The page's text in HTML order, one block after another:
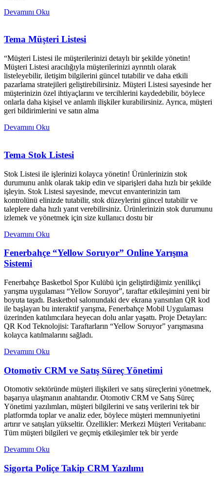
Devamını Oku
Tema Müşteri Listesi
“Müşteri Listesi ile müşterilerinizi detaylı bir şekilde yönetin!
Müşteri Listesi aracılığıyla müşterilerinizi ayrıntılı olarak
listeleyebilir, iletişim bilgilerini güncel tutabilir ve daha etkili
pazarlama stratejileri geliştirebilirsiniz. Müşteri Listesi sayesinde her
müşterinizin özel ihtiyaçlarını ve tercihlerini kaydedebilir, böylece
onlarla daha kişisel ve anlamlı ilişkiler kurabilirsiniz. Ayrıca, müşteri
geri bildirimlerini ve satın alma
Devamını Oku
Tema Stok Listesi
Stok Listesi ile işlerinizi kolayca yönetin! Ürünlerinizin stok
durumunu anlık olarak takip edin ve siparişleri daha hızlı bir şekilde
işleyin. Stok Listesi sayesinde, mevcut envanterinizin tam
kontrolünü elinizde tutabilir, stok düzeylerini güncel tutabilir ve
taleplere daha hızlı yanıt verebilirsiniz. Ürünlerinizin stok durumunu
izlemek ve yönetmek için size kullanıcı dostu bir
Devamını Oku
Fenerbahçe “Yellow Soruyor” Online Yarışma
Sistemi
Fenerbahçe Basketbol Spor Kulübü için geliştirdiğimiz yenilikçi
yarışma uygulaması “Yellow Soruyor”, taraftar etkileşimini yeni bir
boyuta taşıdı. Basketbol salonundaki dev ekrana yansıtılan QR kod
ile başlayan bu interaktif yarışma, Fenerbahçe Mobil Uygulaması
üzerinden katılımcılara heyecan dolu anlar yaşattı. Proje Detayları:
QR Kod Teknolojisi: Taraftarların “Yellow Soruyor” yarışmasına
kolayca katılmalarını sağladı.
Devamını Oku
Otomotiv CRM ve Satış Süreç Yönetimi
Otomotiv sektöründe müşteri ilişkileri ve satış süreçlerini yönetmek,
başarıya ulaşmanın anahtarıdır. Otomotiv CRM ve Satış Süreç
Yönetimi yazılımları, müşteri bilgilerini ve satış verilerini tek bir
platformda toplar ve analiz eder, böylece müşteri memnuniyetini
artırır ve satışları yükseltir. Özellikler: Merkezi Müşteri Veritabanı:
Tüm müşteri bilgileri ve geçmiş etkileşimler tek bir yerde
Devamını Oku
Sigorta Poliçe Takip CRM Yazılımı